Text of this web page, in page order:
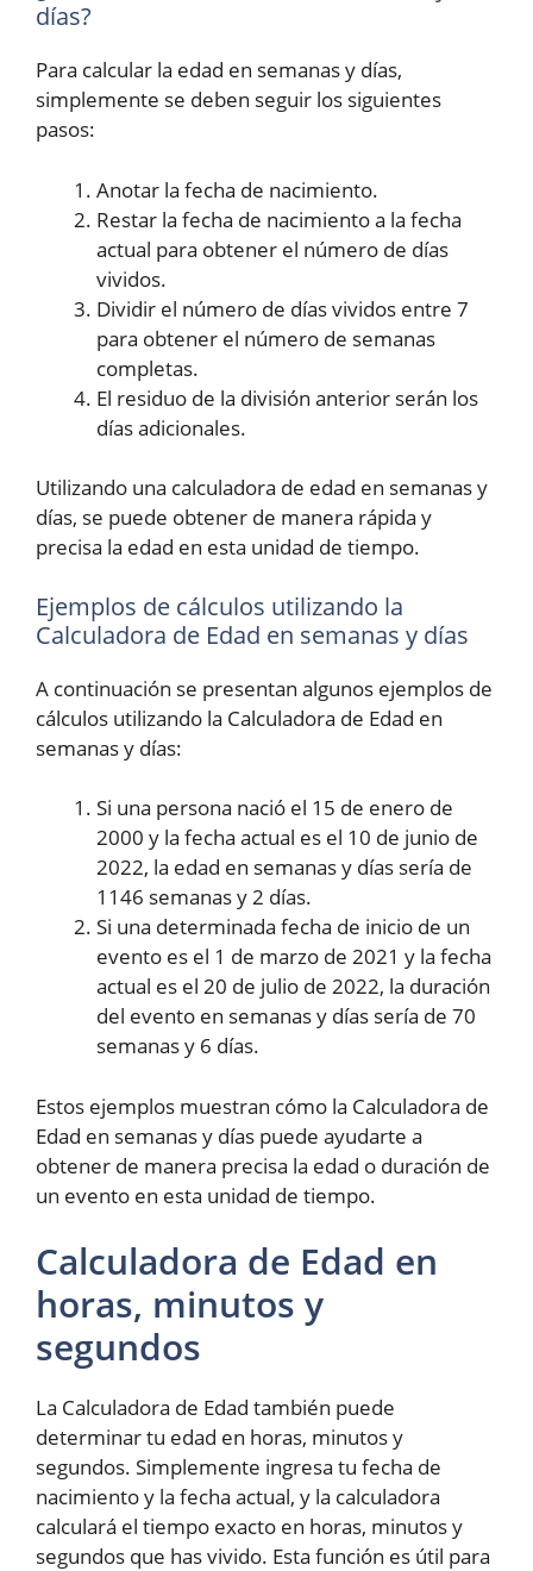
días?
Para calcular la edad en semanas y días,
simplemente se deben seguir los siguientes
pasos:
Anotar la fecha de nacimiento.
Restar la fecha de nacimiento a la fecha
actual para obtener el número de días
vividos.
Dividir el número de días vividos entre 7
para obtener el número de semanas
completas.
El residuo de la división anterior serán los
días adicionales.
Utilizando una calculadora de edad en semanas y
días, se puede obtener de manera rápida y
precisa la edad en esta unidad de tiempo.
Ejemplos de cálculos utilizando la
Calculadora de Edad en semanas y días
A continuación se presentan algunos ejemplos de
cálculos utilizando la Calculadora de Edad en
semanas y días:
Si una persona nació el 15 de enero de
2000 y la fecha actual es el 10 de junio de
2022, la edad en semanas y días sería de
1146 semanas y 2 días.
Si una determinada fecha de inicio de un
evento es el 1 de marzo de 2021 y la fecha
actual es el 20 de julio de 2022, la duración
del evento en semanas y días sería de 70
semanas y 6 días.
Estos ejemplos muestran cómo la Calculadora de
Edad en semanas y días puede ayudarte a
obtener de manera precisa la edad o duración de
un evento en esta unidad de tiempo.
Calculadora de Edad en
horas, minutos y
segundos
La Calculadora de Edad también puede
determinar tu edad en horas, minutos y
segundos. Simplemente ingresa tu fecha de
nacimiento y la fecha actual, y la calculadora
calculará el tiempo exacto en horas, minutos y
segundos que has vivido. Esta función es útil para